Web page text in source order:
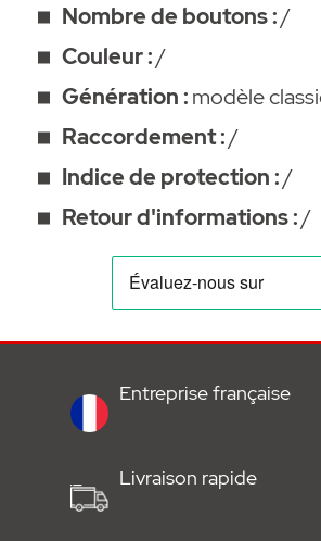
Nombre de boutons :/
Couleur :/
Génération :modèle
Raccordement :/
Indice de protection :/
Retour d'informations :/
Entreprise française
Livraison rapide